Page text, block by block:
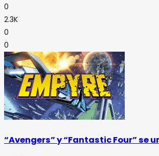
0
2.3K
0
0
“Avengers” y “Fantastic Four” se